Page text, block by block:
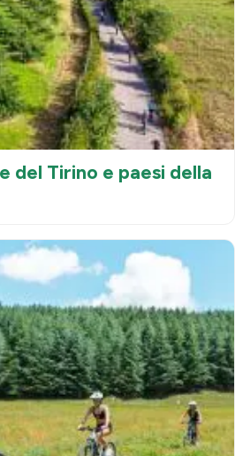
del Tirino e paesi della